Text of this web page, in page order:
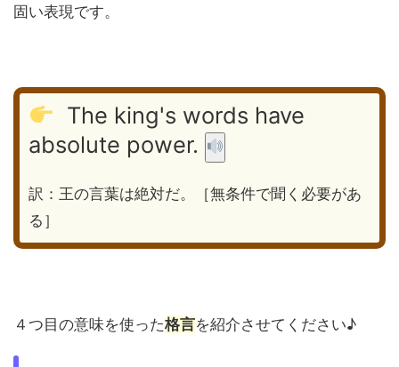
固い表現です。
The king's words have
absolute power.
訳：王の言葉は絶対だ。［無条件で聞く必要があ
る］
４つ目の意味を使った格言を紹介させてください♪